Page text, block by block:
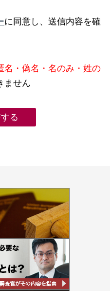
に同意し、送信内容を確
名・偽名・名のみ・姓の
ません